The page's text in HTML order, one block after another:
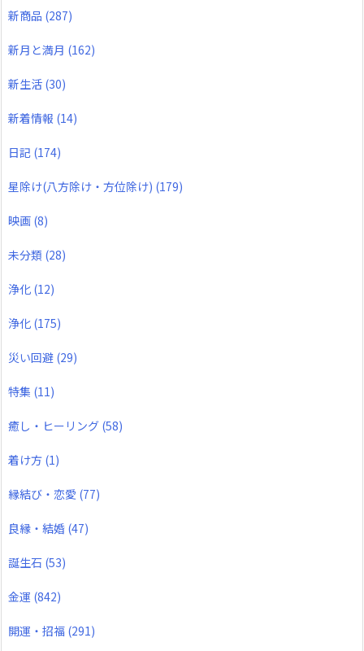
新商品 (287)
新月と満月 (162)
新生活 (30)
新着情報 (14)
日記 (174)
星除け(八方除け・方位除け) (179)
映画 (8)
未分類 (28)
浄化 (12)
浄化 (175)
災い回避 (29)
特集 (11)
癒し・ヒーリング (58)
着け方 (1)
縁結び・恋愛 (77)
良縁・結婚 (47)
誕生石 (53)
金運 (842)
開運・招福 (291)